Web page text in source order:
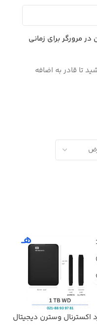
مرورگر برای زمانی
تا قادر به اضافه
اکسترنال وسترن دیجیتال